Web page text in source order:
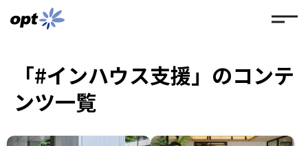
「#インハウス支援」のコンテ
ンツ一覧